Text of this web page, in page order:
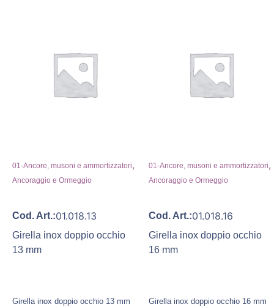
01-Ancore, musoni e ammortizzatori,
Ancoraggio e Ormeggio
Cod. Art.:01.018.13
Girella inox doppio occhio
13 mm
Girella inox doppio occhio 13 mm
01-Ancore, musoni e ammortizzatori,
Ancoraggio e Ormeggio
Cod. Art.:01.018.16
Girella inox doppio occhio
16 mm
Girella inox doppio occhio 16 mm